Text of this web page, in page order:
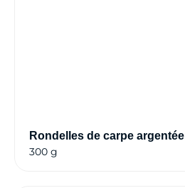
Rondelles de carpe argentée
300 g